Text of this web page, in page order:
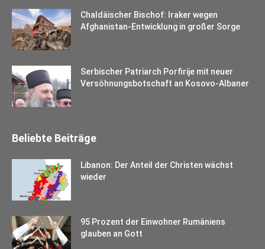
Chaldäischer Bischof: Iraker wegen
Afghanistan-Entwicklung in großer Sorge
Serbischer Patriarch Porfirije mit neuer
Versöhnungsbotschaft an Kosovo-Albaner
Beliebte Beiträge
Libanon: Der Anteil der Christen wächst
wieder
95 Prozent der Einwohner Rumäniens
glauben an Gott